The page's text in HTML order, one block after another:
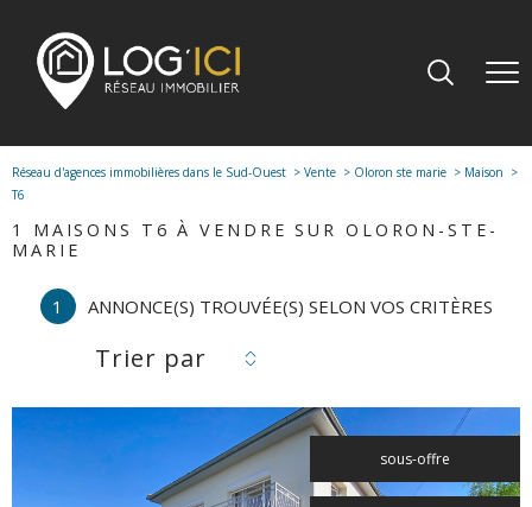
Réseau d'agences immobilières dans le Sud-Ouest Vente Oloron ste marie
Maison
T6
1
MAISONS T6 À VENDRE SUR OLORON-STE-
MARIE
1 ANNONCE(S) TROUVÉE(S) SELON VOS CRITÈRES
Trier par
sous-offre